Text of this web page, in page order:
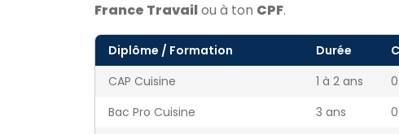
France Travailou à ton CPF.
Diplôme / Formation Durée
CAP Cuisine
1 à 2 ans
Bac Pro Cuisine
3 ans